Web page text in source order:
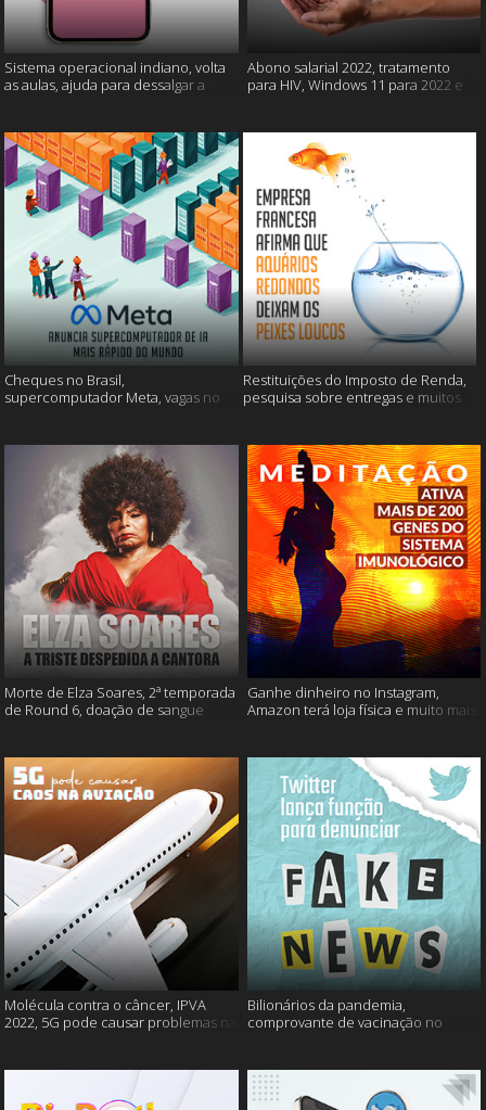
Sistema operacional indiano, volta
as aulas, ajuda para dessalgar a
Abono salarial 2022, tratamento
para HIV, Windows 11 para 2022 e
Cheques no Brasil,
supercomputador Meta, vagas no
Restituições do Imposto de Renda,
pesquisa sobre entregas e muitos
Morte de Elza Soares, 2ª temporada
de Round 6, doação de sangue
Ganhe dinheiro no Instagram,
Amazon terá loja física e muito mais!
Molécula contra o câncer, IPVA
2022, 5G pode causar problemas na
Bilionários da pandemia,
comprovante de vacinação no